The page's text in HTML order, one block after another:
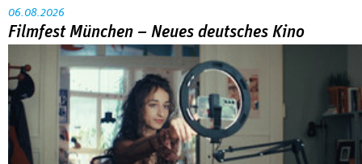
06.08.2026
Filmfest München – Neues deutsches Kino